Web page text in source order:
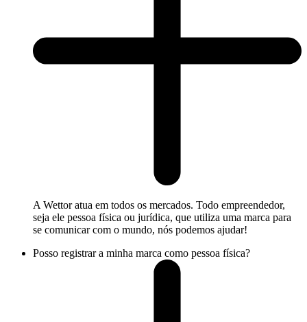
A Wettor atua em todos os mercados. Todo empreendedor,
seja ele pessoa física ou jurídica, que utiliza uma marca para
se comunicar com o mundo, nós podemos ajudar!
Posso registrar a minha marca como pessoa física?